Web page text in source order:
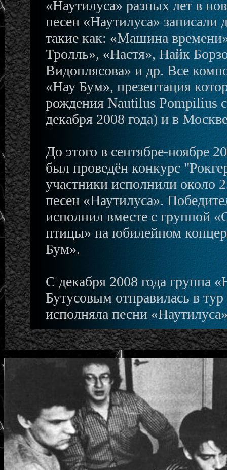
«Наутилуса» разных лет в
песен «Наутилуса» записали
такие как: «Машина
Тролль», «Настя», Найк
Видоплясова» и др. Все
«Нау Бум», презентация
рождения Nautilus Pompilius
декабря 2008 года) и в
До этого в сентябре-ноябре
был проведён конкурс
участники исполнили около
песен «Наутилуса».
исполнил вместе с группой
птицы» на юбилейном
Бум».
С декабря 2008 года группа
Бутусовым отправилась в
исполняла песни